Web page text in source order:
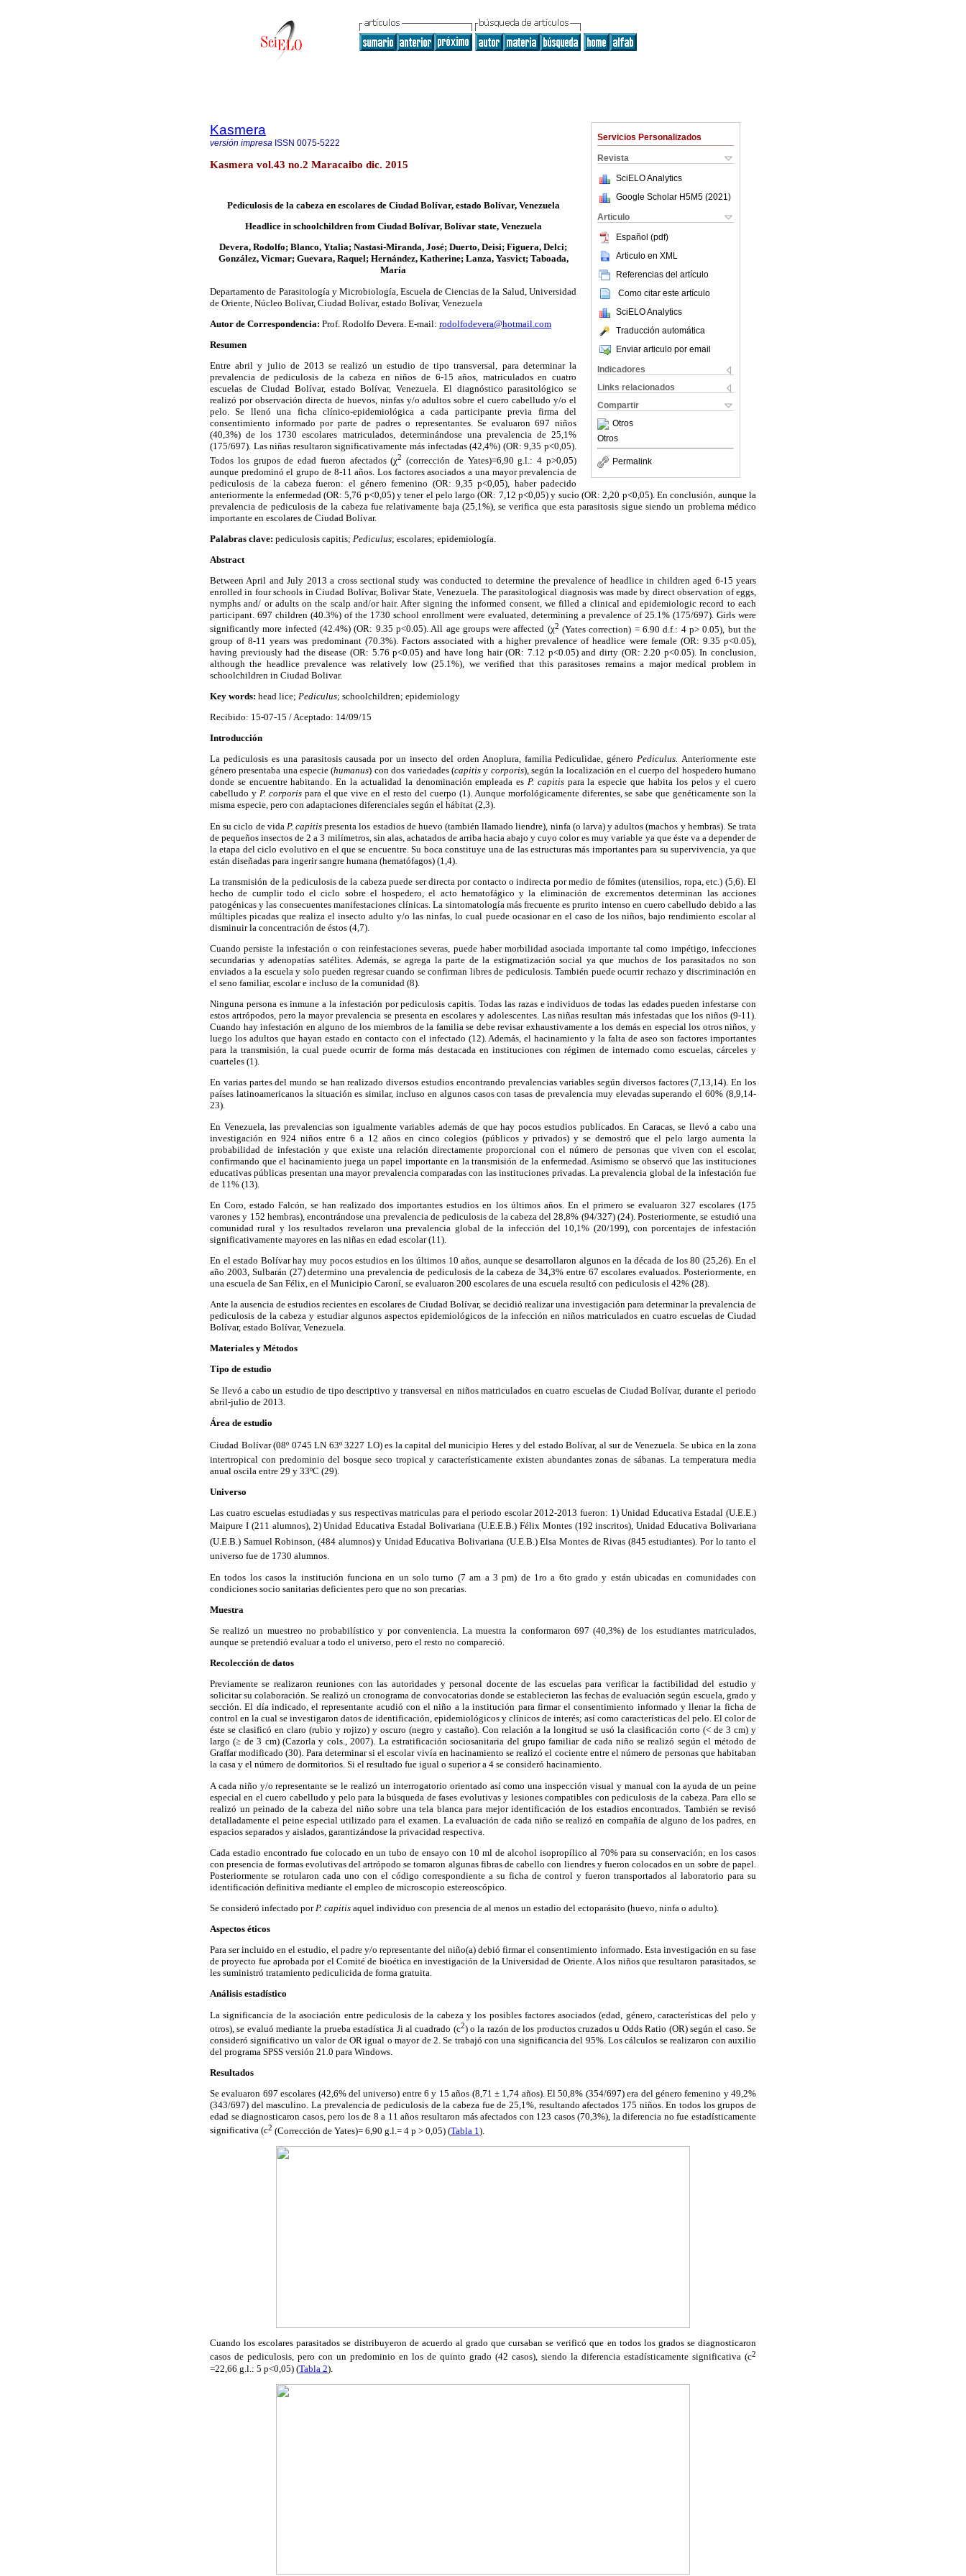
Servicios Personalizados
Revista
SciELO Analytics
Google Scholar H5M5 (2021 )
Articulo
Español (pdf)
Articulo en XML
Referencias del artículo
Como citar este artículo
SciELO Analytics
Traducción automática
Enviar articulo por email
Indicadores
Links relacionados
Compartir
Otros
Otros
Permalink
Kasmera
versión impresa ISSN 0075-5222
Kasmera vol.43 no.2 Maracaibo dic. 2015
Pediculosis de la cabeza en escolares de Ciudad Bolívar, estado Bolívar, Venezuela
Headlice in schoolchildren from Ciudad Bolívar, Bolívar state, Venezuela
Devera, Rodolfo; Blanco, Ytalia; Nastasi-Miranda, José; Duerto, Deisi; Figuera, Delci;
González, Vicmar; Guevara, Raquel; Hernández, Katherine; Lanza, Yasvict; Taboada,
María
Departamento de Parasitología y Microbiología, Escuela de Ciencias de la Salud, Universidad
de Oriente, Núcleo Bolívar, Ciudad Bolívar, estado Bolívar, Venezuela
Autor de Correspondencia: Prof. Rodolfo Devera. E-mail: rodolfodevera@hotmail.com
Resumen
Entre abril y julio de 2013 se realizó un estudio de tipo transversal, para determinar la
prevalencia de pediculosis de la cabeza en niños de 6-15 años, matriculados en cuatro
escuelas de Ciudad Bolívar, estado Bolívar, Venezuela. El diagnóstico parasitológico se
realizó por observación directa de huevos, ninfas y/o adultos sobre el cuero cabelludo y/o el
pelo. Se llenó una ficha clínico-epidemiológica a cada participante previa firma del
consentimiento informado por parte de padres o representantes. Se evaluaron 697 niños
(40,3%) de los 1730 escolares matriculados, determinándose una prevalencia de 25,1%
(175/697). Las niñas resultaron significativamente más infectadas (42,4%) (OR: 9,35 p<0,05).
Todos los grupos de edad fueron afectados (χ2 (corrección de Yates)=6,90 g.l.: 4 p>0,05)
aunque predominó el grupo de 8-11 años. Los factores asociados a una mayor prevalencia de
pediculosis de la cabeza fueron: el género femenino (OR: 9,35 p<0,05), haber padecido
anteriormente la enfermedad (OR: 5,76 p<0,05) y tener el pelo largo (OR: 7,12 p<0,05) y sucio (OR: 2,20 p<0,05). En conclusión, aunque la
prevalencia de pediculosis de la cabeza fue relativamente baja (25,1%), se verifica que esta parasitosis sigue siendo un problema médico
importante en escolares de Ciudad Bolívar.
Palabras clave: pediculosis capitis; Pediculus; escolares; epidemiología.
Abstract
Between April and July 2013 a cross sectional study was conducted to determine the prevalence of headlice in children aged 6-15 years
enrolled in four schools in Ciudad Bolívar, Bolivar State, Venezuela. The parasitological diagnosis was made by direct observation of eggs,
nymphs and/ or adults on the scalp and/or hair. After signing the informed consent, we filled a clinical and epidemiologic record to each
participant. 697 children (40.3%) of the 1730 school enrollment were evaluated, determining a prevalence of 25.1% (175/697). Girls were
significantly more infected (42.4%) (OR: 9.35 p<0.05). All age groups were affected (χ2 (Yates correction) = 6.90 d.f.: 4 p> 0.05), but the
group of 8-11 years was predominant (70.3%). Factors associated with a higher prevalence of headlice were female (OR: 9.35 p<0.05),
having previously had the disease (OR: 5.76 p<0.05) and have long hair (OR: 7.12 p<0.05) and dirty (OR: 2.20 p<0.05). In conclusion,
although the headlice prevalence was relatively low (25.1%), we verified that this parasitoses remains a major medical problem in
schoolchildren in Ciudad Bolivar.
Key words: head lice; Pediculus; schoolchildren; epidemiology
Recibido: 15-07-15 / Aceptado: 14/09/15
Introducción
La pediculosis es una parasitosis causada por un insecto del orden Anoplura, familia Pediculidae, géneroPediculus.Anteriormente este
género presentaba una especie (humanus) con dos variedades (capitisy corporis), según la localización en el cuerpo del hospedero humano
donde se encuentre habitando. En la actualidad la denominación empleada es P. capitis para la especie que habita los pelos y el cuero
cabelludo y P. corporis para el que vive en el resto del cuerpo (1). Aunque morfológicamente diferentes, se sabe que genéticamente son la
misma especie, pero con adaptaciones diferenciales según el hábitat (2,3).
En su ciclo de vida P. capitispresenta los estadios de huevo (también llamado liendre), ninfa (o larva) y adultos (machos y hembras). Se trata
de pequeños insectos de 2 a 3 milímetros, sin alas, achatados de arriba hacia abajo y cuyo color es muy variable ya que éste va a depender de
la etapa del ciclo evolutivo en el que se encuentre. Su boca constituye una de las estructuras más importantes para su supervivencia, ya que
están diseñadas para ingerir sangre humana (hematófagos) (1,4).
La transmisión de la pediculosis de la cabeza puede ser directa por contacto o indirecta por medio de fómites (utensilios, ropa, etc.) (5,6). El
hecho de cumplir todo el ciclo sobre el hospedero, el acto hematofágico y la eliminación de excrementos determinan las acciones
patogénicas y las consecuentes manifestaciones clínicas. La sintomatología más frecuente es prurito intenso en cuero cabelludo debido a las
múltiples picadas que realiza el insecto adulto y/o las ninfas, lo cual puede ocasionar en el caso de los niños, bajo rendimiento escolar al
disminuir la concentración de éstos (4,7).
Cuando persiste la infestación o con reinfestaciones severas, puede haber morbilidad asociada importante tal como impétigo, infecciones
secundarias y adenopatías satélites. Además, se agrega la parte de la estigmatización social ya que muchos de los parasitados no son
enviados a la escuela y solo pueden regresar cuando se confirman libres de pediculosis. También puede ocurrir rechazo y discriminación en
el seno familiar, escolar e incluso de la comunidad (8).
Ninguna persona es inmune a la infestación por pediculosis capitis. Todas las razas e individuos de todas las edades pueden infestarse con
estos artrópodos, pero la mayor prevalencia se presenta en escolares y adolescentes. Las niñas resultan más infestadas que los niños (9-11).
Cuando hay infestación en alguno de los miembros de la familia se debe revisar exhaustivamente a los demás en especial los otros niños, y
luego los adultos que hayan estado en contacto con el infectado (12). Además, el hacinamiento y la falta de aseo son factores importantes
para la transmisión, la cual puede ocurrir de forma más destacada en instituciones con régimen de internado como escuelas, cárceles y
cuarteles (1).
En varias partes del mundo se han realizado diversos estudios encontrando prevalencias variables según diversos factores (7,13,14). En los
países latinoamericanos la situación es similar, incluso en algunos casos con tasas de prevalencia muy elevadas superando el 60% (8,9,14-
23).
En Venezuela, las prevalencias son igualmente variables además de que hay pocos estudios publicados. En Caracas, se llevó a cabo una
investigación en 924 niños entre 6 a 12 años en cinco colegios (públicos y privados) y se demostró que el pelo largo aumenta la
probabilidad de infestación y que existe una relación directamente proporcional con el número de personas que viven con el escolar,
confirmando que el hacinamiento juega un papel importante en la transmisión de la enfermedad. Asimismo se observó que las instituciones
educativas públicas presentan una mayor prevalencia comparadas con las instituciones privadas. La prevalencia global de la infestación fue
de 11% (13).
En Coro, estado Falcón, se han realizado dos importantes estudios en los últimos años. En el primero se evaluaron 327 escolares (175
varones y 152 hembras), encontrándose una prevalencia de pediculosis de la cabeza del 28,8% (94/327) (24). Posteriormente, se estudió una
comunidad rural y los resultados revelaron una prevalencia global de la infección del 10,1% (20/199), con porcentajes de infestación
significativamente mayores en las niñas en edad escolar (11).
En el estado Bolívar hay muy pocos estudios en los últimos 10 años, aunque se desarrollaron algunos en la década de los 80 (25,26). En el
año 2003, Sulbarán (27) determino una prevalencia de pediculosis de la cabeza de 34,3% entre 67 escolares evaluados. Posteriormente, en
una escuela de San Félix, en el Municipio Caroní, se evaluaron 200 escolares de una escuela resultó con pediculosis el 42% (28).
Ante la ausencia de estudios recientes en escolares de Ciudad Bolívar, se decidió realizar una investigación para determinar la prevalencia de
pediculosis de la cabeza y estudiar algunos aspectos epidemiológicos de la infección en niños matriculados en cuatro escuelas de Ciudad
Bolívar, estado Bolívar, Venezuela.
Materiales y Métodos
Tipo de estudio
Se llevó a cabo un estudio de tipo descriptivo y transversal en niños matriculados en cuatro escuelas de Ciudad Bolívar, durante el periodo
abril-julio de 2013.
Área de estudio
Ciudad Bolívar (08º 0745 LN 63º 3227 LO) es la capital del municipio Heres y del estado Bolívar, al sur de Venezuela. Se ubica en la zona
intertropical con predominio del bosque seco tropical y característicamente existen abundantes zonas de sábanas. La temperatura media
anual oscila entre 29 y 33ºC (29).
Universo
Las cuatro escuelas estudiadas y sus re­spectivas matriculas para el periodo escolar 2012-2013 fueron: 1) Unidad Educativa Estadal (U.E.E.)
Maipure I (211 alumnos), 2) Unidad Educativa Estadal Bolivariana (U.E.E.B.) Félix Montes (192 inscritos), Unidad Educativa Boli­variana
(U.E.B.) Samuel Robinson, (484 alum­nos) y Unidad Educativa Bolivariana (U.E.B.) Elsa Montes de Rivas (845 estudiantes). Por lo tanto el
universo fue de 1730 alumnos.
En todos los casos la institución funciona en un solo turno (7 am a 3 pm) de 1ro a 6to grado y están ubicadas en comunidades con
condiciones socio sanitarias deficientes pero que no son precarias.
Muestra
Se realizó un muestreo no probabilístico y por conveniencia. La muestra la conformaron 697 (40,3%) de los estudiantes matriculados,
aunque se pretendió evaluar a todo el universo, pero el resto no compareció.
Recolección de datos
Previamente se realizaron reuniones con las autoridades y personal docente de las escuelas para verificar la factibilidad del estudio y
solicitar su colaboración. Se realizó un cronograma de convocatorias donde se establecieron las fechas de evaluación según escuela, grado y
sección. El día indicado, el representante acudió con el niño a la institución para firmar el consentimiento informado y llenar la ficha de
control en la cual se investigaron datos de identificación, epidemiológicos y clínicos de interés; así como características del pelo. El color de
éste se clasificó en claro (rubio y rojizo) y oscuro (negro y castaño). Con relación a la longitud se usó la clasificación corto (< de 3 cm) y
largo (≥ de 3 cm) (Cazorla y cols., 2007). La estratificación sociosanitaria del grupo familiar de cada niño se realizó según el método de
Graffar modificado (30). Para determinar si el escolar vivía en hacinamiento se realizó el cociente entre el número de personas que habitaban
la casa y el número de dormitorios. Si el resultado fue igual o superior a 4 se consideró hacinamiento.
A cada niño y/o representante se le realizó un interrogatorio orientado así como una inspección visual y manual con la ayuda de un peine
especial en el cuero cabelludo y pelo para la búsqueda de fases evolutivas y lesiones compatibles con pediculosis de la cabeza. Para ello se
realizó un peinado de la cabeza del niño sobre una tela blanca para mejor identificación de los estadios encontrados. También se revisó
detalladamente el peine especial utilizado para el examen. La evaluación de cada niño se realizó en compañía de alguno de los padres, en
espacios separados y aislados, garantizándose la privacidad respectiva.
Cada estadio encontrado fue colocado en un tubo de ensayo con 10 ml de alcohol isopropílico al 70% para su conservación; en los casos
con presencia de formas evolutivas del artrópodo se tomaron algunas fibras de cabello con liendres y fueron colocados en un sobre de papel.
Posteriormente se rotularon cada uno con el código correspondiente a su ficha de control y fueron transportados al laboratorio para su
identificación definitiva mediante el empleo de microscopio estereoscópico.
Se consideró infectado por P. capitis aquel individuo con presencia de al menos un estadio del ectoparásito (huevo, ninfa o adulto).
Aspectos éticos
Para ser incluido en el estudio, el padre y/o representante del niño(a) debió firmar el consentimiento informado. Esta investigación en su fase
de proyecto fue aprobada por el Comité de bioética en investigación de la Universidad de Oriente. A los niños que resultaron parasitados, se
les suministró tratamiento pediculicida de forma gratuita.
Análisis estadístico
La significancia de la asociación entre pediculosis de la cabeza y los posibles factores asociados (edad, género, características del pelo y
otros), se evaluó mediante la prueba estadística Ji al cuadrado (c2) o la razón de los productos cruzados u Odds Ratio (OR) según el caso. Se
consideró significativo un valor de OR igual o mayor de 2. Se trabajó con una significancia del 95%. Los cálculos se realizaron con auxilio
del programa SPSS versión 21.0 para Windows.
Resultados
Se evaluaron 697 escolares (42,6% del universo) entre 6 y 15 años (8,71 ± 1,74 años). El 50,8% (354/697) era del género femenino y 49,2%
(343/697) del masculino. La prevalencia de pediculosis de la cabeza fue de 25,1%, resultando afectados 175 niños. En todos los grupos de
edad se diagnosticaron casos, pero los de 8 a 11 años resultaron más afectados con 123 casos (70,3%), la diferencia no fue estadísticamente
significativa (c2 (Corrección de Yates)= 6,90 g.l.= 4 p > 0,05) (Tabla 1 ).
Cuando los escolares parasitados se distribuyeron de acuerdo al grado que cursaban se verificó que en todos los grados se diagnosticaron
casos de pediculosis, pero con un predominio en los de quinto grado (42 casos), siendo la diferencia estadísticamente significativa (c2
=22,66 g.l.: 5 p<0,05) (Tabla 2).